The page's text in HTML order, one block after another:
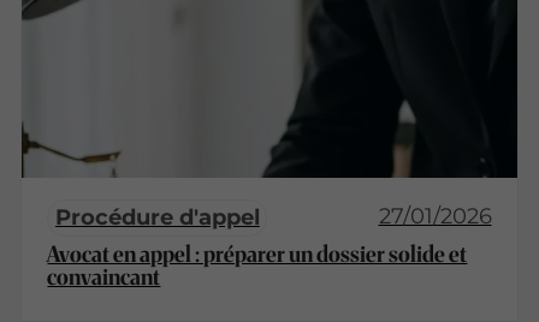
Procédure d'appel 27/01/2026
Avocat en appel : préparer un dossier solide et
convaincant